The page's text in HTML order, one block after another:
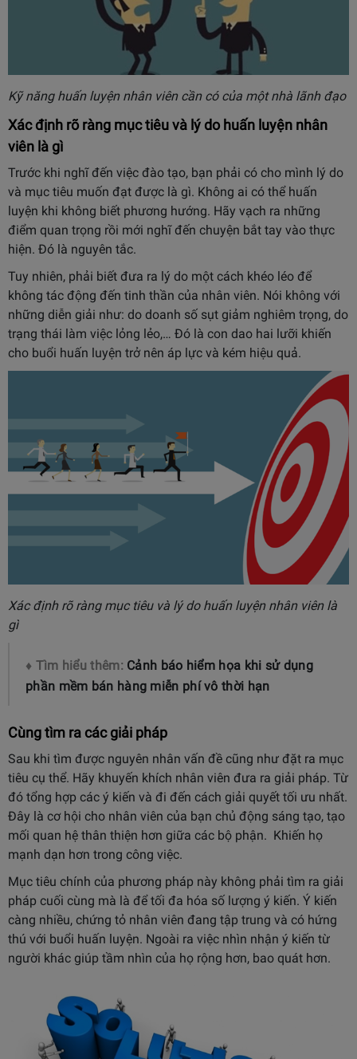
Kỹ năng huấn luyện nhân viên cần có của một nhà lãnh đạo
Xác định rõ ràng mục tiêu và lý do huấn luyện nhân
viên là gì
Trước khi nghĩ đến việc đào tạo, bạn phải có cho mình lý do
và mục tiêu muốn đạt được là gì. Không ai có thể huấn
luyện khi không biết phương hướng. Hãy vạch ra những
điểm quan trọng rồi mới nghĩ đến chuyện bắt tay vào thực
hiện. Đó là nguyên tắc.
Tuy nhiên, phải biết đưa ra lý do một cách khéo léo để
không tác động đến tinh thần của nhân viên. Nói không với
những diễn giải như: do doanh số sụt giảm nghiêm trọng, do
trạng thái làm việc lỏng lẻo,… Đó là con dao hai lưỡi khiến
cho buổi huấn luyện trở nên áp lực và kém hiệu quả.
Xác định rõ ràng mục tiêu và lý do huấn luyện nhân viên là
gì
♦ Tìm hiểu thêm: Cảnh báo hiểm họa khi sử dụng
phần mềm bán hàng miễn phí vô thời hạn
Cùng tìm ra các giải pháp
Sau khi tìm được nguyên nhân vấn đề cũng như đặt ra mục
tiêu cụ thể. Hãy khuyến khích nhân viên đưa ra giải pháp. Từ
đó tổng hợp các ý kiến và đi đến cách giải quyết tối ưu nhất.
Đây là cơ hội cho nhân viên của bạn chủ động sáng tạo, tạo
mối quan hệ thân thiện hơn giữa các bộ phận. Khiến họ
mạnh dạn hơn trong công việc.
Mục tiêu chính của phương pháp này không phải tìm ra giải
pháp cuối cùng mà là để tối đa hóa số lượng ý kiến. Ý kiến
càng nhiều, chứng tỏ nhân viên đang tập trung và có hứng
thú với buổi huấn luyện. Ngoài ra việc nhìn nhận ý kiến từ
người khác giúp tầm nhìn của họ rộng hơn, bao quát hơn.